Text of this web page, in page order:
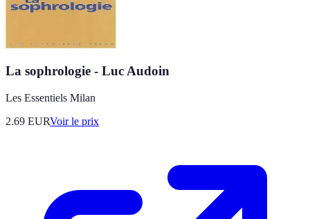
La sophrologie - Luc Audoin
Les Essentiels Milan
2.69 EURVoir le prix